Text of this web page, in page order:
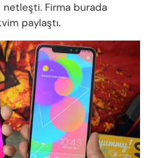
netleşti. Firma burada
paylaştı.